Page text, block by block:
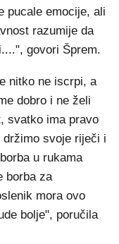
pucale emocije, ali
razumije da
govori Šprem.
nitko ne iscrpi, a
dobro i ne želi
svatko ima pravo
svoje riječi i
u rukama
borba za
mora ovo
bolje", poručila